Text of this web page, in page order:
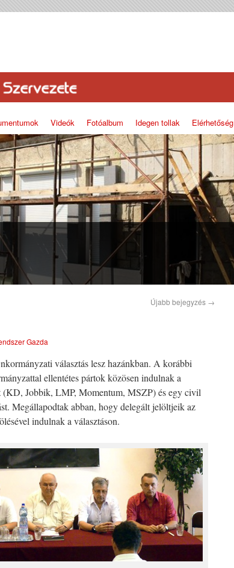
Videók Fotóalbum Idegen tollak Elérhetőség
Újabb bejegyzés →
Gazda
választás lesz hazánkban. A korábbi
ellentétes pártok közösen indulnak a
(KD, Jobbik, LMP, Momentum, MSZP) és egy civil
Megállapodtak abban, hogy delegált jelöltjeik az
indulnak a választáson.